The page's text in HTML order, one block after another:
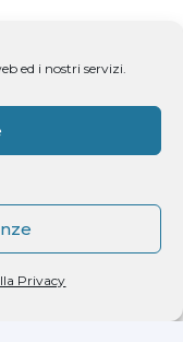
ed i nostri servizi.
Privacy
2003 e di